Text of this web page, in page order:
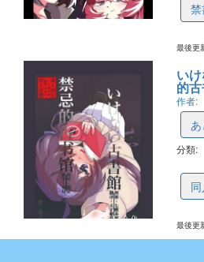
最後更
い
的
作者:
分類:
同
最後更